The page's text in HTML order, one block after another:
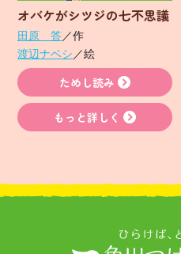
オバケがシツジの七不思議
田原 答／作
渡辺ナベシ ／絵
ためし読み
もっと詳しく